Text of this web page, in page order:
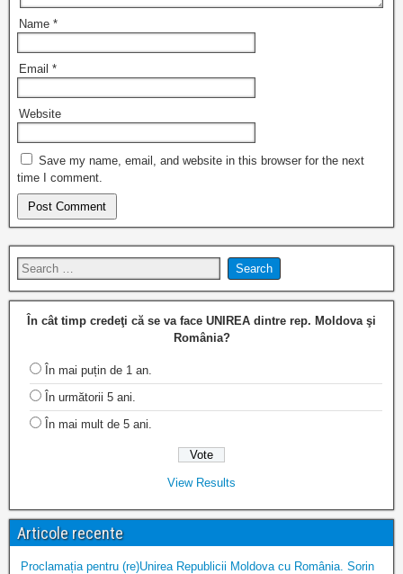
Name *
Email *
Website
Save my name, email, and website in this browser for the next
time I comment.
În cât timp credeţi că se va face UNIREA dintre rep. Moldova şi
România?
În mai puțin de 1 an.
În următorii 5 ani.
În mai mult de 5 ani.
View Results
Articole recente
Proclamația pentru (re)Unirea Republicii Moldova cu România. Sorin